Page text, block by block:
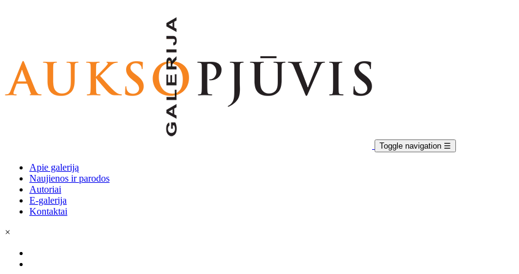
Toggle navigation ☰
Apie galeriją
Naujienos ir parodos
Autoriai
E-galerija
Kontaktai
×